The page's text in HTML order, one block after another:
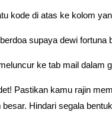
kode di atas ke kolom
supaya dewi fortuna
ke tab mail dalam
Pastikan kamu rajin
Hindari segala